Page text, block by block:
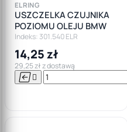
ELRING
USZCZELKA CZUJNIKA
POZIOMU OLEJU BMW
Indeks: 301.540 ELR
14,25 zł
29,25 zł z dostawą
 